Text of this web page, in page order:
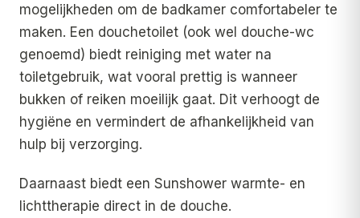
mogelijkheden om de badkamer comfortabeler te
maken. Een douchetoilet (ook wel douche-wc
genoemd) biedt reiniging met water na
toiletgebruik, wat vooral prettig is wanneer
bukken of reiken moeilijk gaat. Dit verhoogt de
hygiëne en vermindert de afhankelijkheid van
hulp bij verzorging.
Daarnaast biedt een Sunshower warmte- en
lichttherapie direct in de douche.